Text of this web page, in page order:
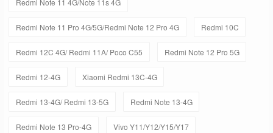
Redmi Note 11 4G/Note 11s 4G
Redmi Note 11 Pro 4G/5G/Redmi Note 12 Pro 4G Redmi 10C
Redmi 12C 4G/ Redmi 11A/ Poco C55 Redmi Note 12 Pro 5G
Redmi 12-4G Xiaomi Redmi 13C-4G
Redmi 13-4G/ Redmi 13-5G Redmi Note 13-4G
Redmi Note 13 Pro-4G Vivo Y11/Y12/Y15/Y17